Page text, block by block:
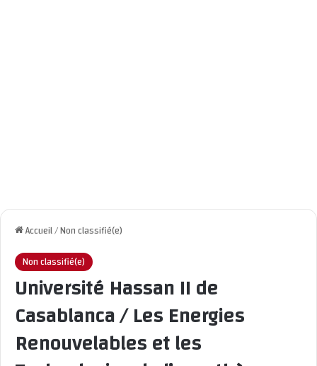
Accueil/Non classifié(e)
Non classifié(e)
Université Hassan II de
Casablanca / Les Energies
Renouvelables et les